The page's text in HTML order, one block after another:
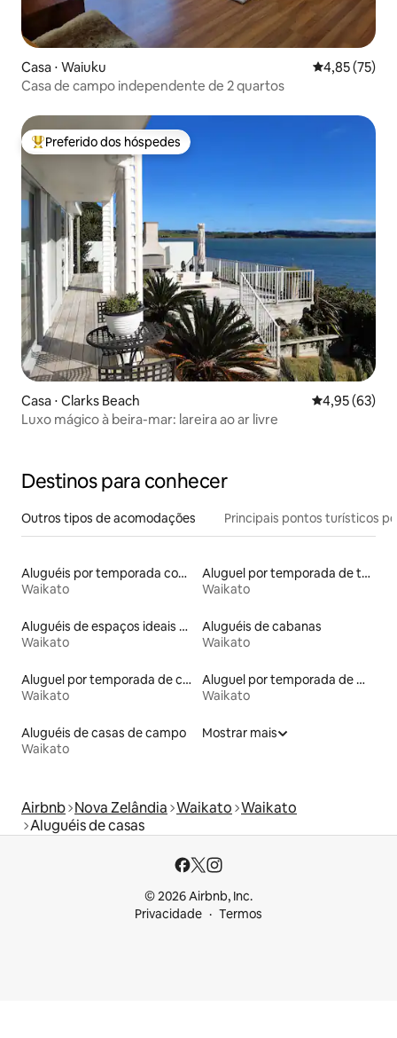
Casa ⋅ Waiuku 4,85 de uma
4,85 (75)
Casa de campo independente de 2 quartos
Entre os melhores preferidos dos hóspedes
Preferido dos hóspedes
Casa ⋅ Clarks Beach 4,95 de uma
4,95 (63)
Luxo mágico à beira-mar: lareira ao ar livre
Destinos para conhecer
Outros tipos de acomodações Principais pontos turísticos
Aluguéis por temporada com acesso à praia
Waikato
Aluguel por temporada de townhouses
Waikato
Aluguéis de espaços ideais para famílias
Waikato
Aluguéis de cabanas
Waikato
Aluguel por temporada de casas de hóspedes
Waikato
Aluguel por temporada de microcasas
Waikato
Aluguéis de casas de campo
Waikato
Mostrar mais
Airbnb Nova Zelândia Waikato Waikato
Aluguéis de casas
© 2026 Airbnb, Inc.
Privacidade
Termos